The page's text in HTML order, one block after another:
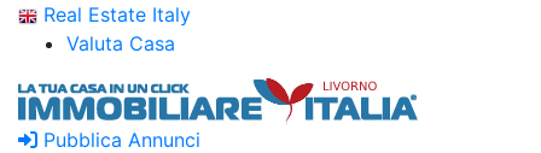
Real Estate Italy
Valuta Casa
Pubblica Annunci